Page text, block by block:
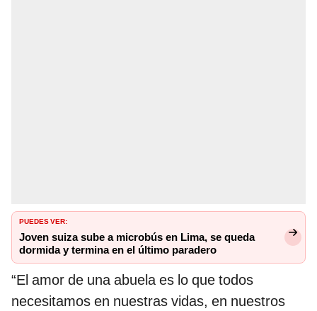
PUEDES VER:
Joven suiza sube a microbús en Lima, se queda
dormida y termina en el último paradero
“El amor de una abuela es lo que todos
necesitamos en nuestras vidas, en nuestros